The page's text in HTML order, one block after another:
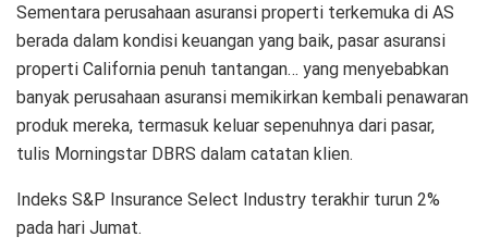
Sementara perusahaan asuransi properti terkemuka di AS
berada dalam kondisi keuangan yang baik, pasar asuransi
properti California penuh tantangan… yang menyebabkan
banyak perusahaan asuransi memikirkan kembali penawaran
produk mereka, termasuk keluar sepenuhnya dari pasar,
tulis Morningstar DBRS dalam catatan klien.
Indeks S&P Insurance Select Industry terakhir turun 2%
pada hari Jumat.